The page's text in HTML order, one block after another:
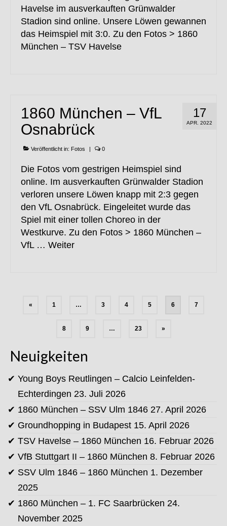
Havelse im ausverkauften Grünwalder
Stadion sind online. Unsere Löwen gewannen
das Heimspiel mit 3:0. Zu den Fotos > 1860
München – TSV Havelse
17
APR. 2022
1860 München – VfL
Osnabrück
Veröffentlicht in: Fotos | 0
Die Fotos vom gestrigen Heimspiel sind
online. Im ausverkauften Grünwalder Stadion
verloren unsere Löwen knapp mit 2:3 gegen
den VfL Osnabrück. Eingeleitet wurde das
Spiel mit einer tollen Choreo in der
Westkurve. Zu den Fotos > 1860 München –
VfL … Weiter
Seitennummerierung
Beiträge
« 1 … 3 4 5 6 7
8 9 … 23 »
Neuigkeiten
Young Boys Reutlingen – Calcio Leinfelden-
Echterdingen 23. Juli 2026
1860 München – SSV Ulm 1846 27. April 2026
Groundhopping in Budapest 15. April 2026
TSV Havelse – 1860 München 16. Februar 2026
VfB Stuttgart II – 1860 München 8. Februar 2026
SSV Ulm 1846 – 1860 München 1. Dezember
2025
1860 München – 1. FC Saarbrücken 24.
November 2025